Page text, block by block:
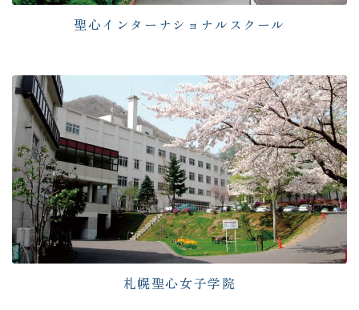
聖心インターナショナルスクール
札幌聖心女子学院